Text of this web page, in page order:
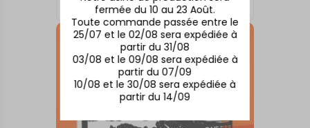
fermée du 10 au 23 Août.
Toute commande passée entre le
25/07 et le 02/08 sera expédiée à
partir du 31/08
03/08 et le 09/08 sera expédiée à
partir du 07/09
10/08 et le 30/08 sera expédiée à
partir du 14/09
À partir de80,00€